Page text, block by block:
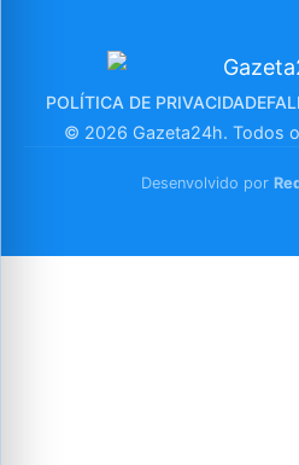
POLÍTICA DE PRIVACIDADE
© 2026 Gazeta24h. Todos
Desenvolvido por